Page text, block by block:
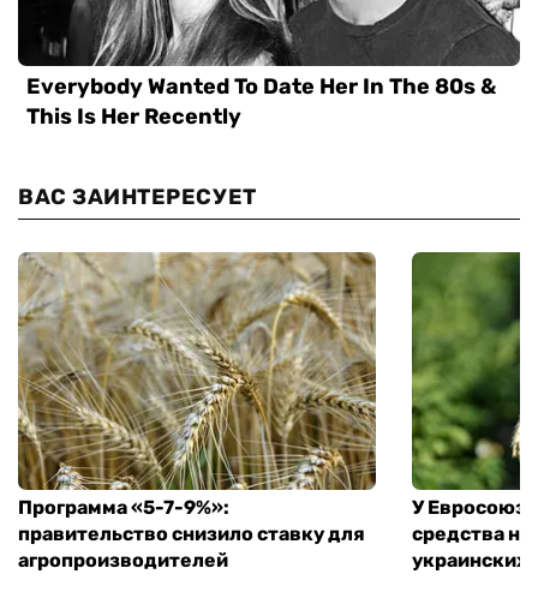
ВАС ЗАИНТЕРЕСУЕТ
Программа «5-7-9%»:
правительство снизило ставку для
агропроизводителей
У
средства